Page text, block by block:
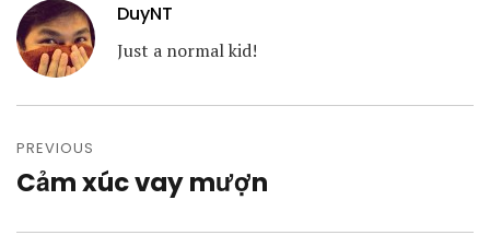
DuyNT
Just a normal kid!
navigation
PREVIOUS
Previous
Cảm xúc vay mượn